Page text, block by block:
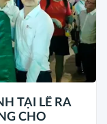
TẠI LỄ RA
CHO